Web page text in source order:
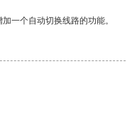
一个自动切换线路的功能。